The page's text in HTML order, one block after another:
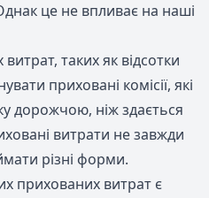
це не впливає на наші
таких як відсотки
приховані комісії, які
дорожчою, ніж здається
витрати не завжди
різні форми.
прихованих витрат є